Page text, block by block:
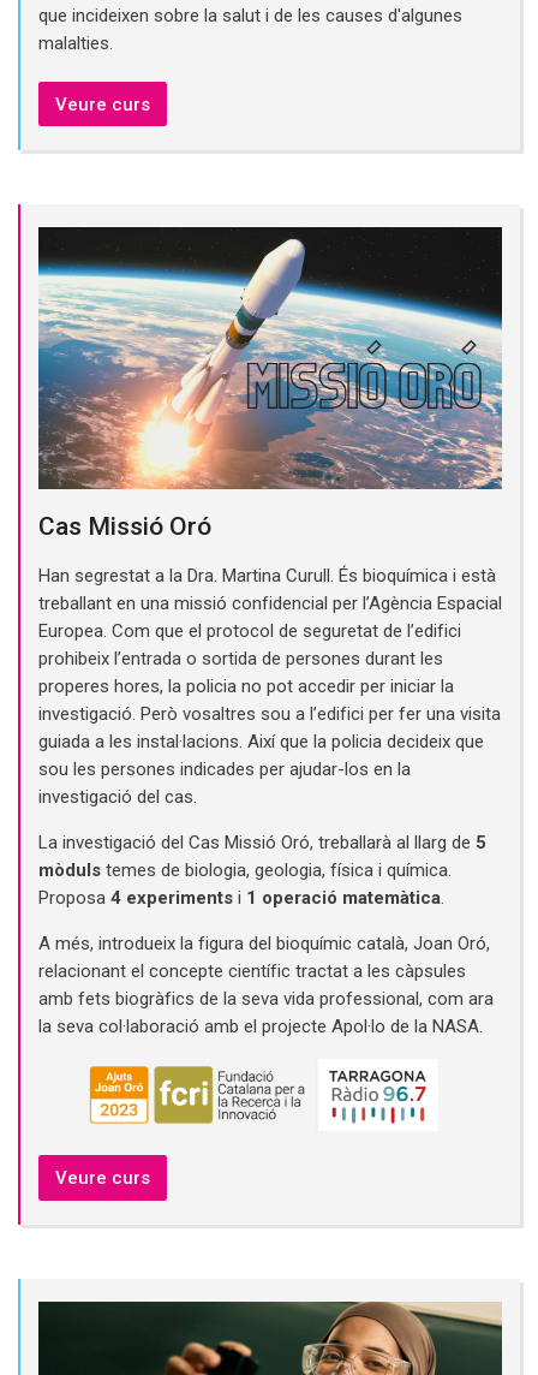
que incideixen sobre la salut i de les causes d'algunes
malalties.
Veure curs
Cas Missió Oró
Han segrestat a la Dra. Martina Curull. És bioquímica i està
treballant en una missió confidencial per l’Agència Espacial
Europea. Com que el protocol de seguretat de l’edifici
prohibeix l’entrada o sortida de persones durant les
properes hores, la policia no pot accedir per iniciar la
investigació. Però vosaltres sou a l’edifici per fer una visita
guiada a les instal·lacions. Així que la policia decideix que
sou les persones indicades per ajudar-los en la
investigació del cas.
La investigació del Cas Missió Oró, treballarà al llarg de 5
mòduls temes de biologia, geologia, física i química.
Proposa 4 experiments i 1 operació matemàtica.
A més, introdueix la figura del bioquímic català, Joan Oró,
relacionant el concepte científic tractat a les càpsules
amb fets biogràfics de la seva vida professional, com ara
la seva col·laboració amb el projecte Apol·lo de la NASA.
Veure curs